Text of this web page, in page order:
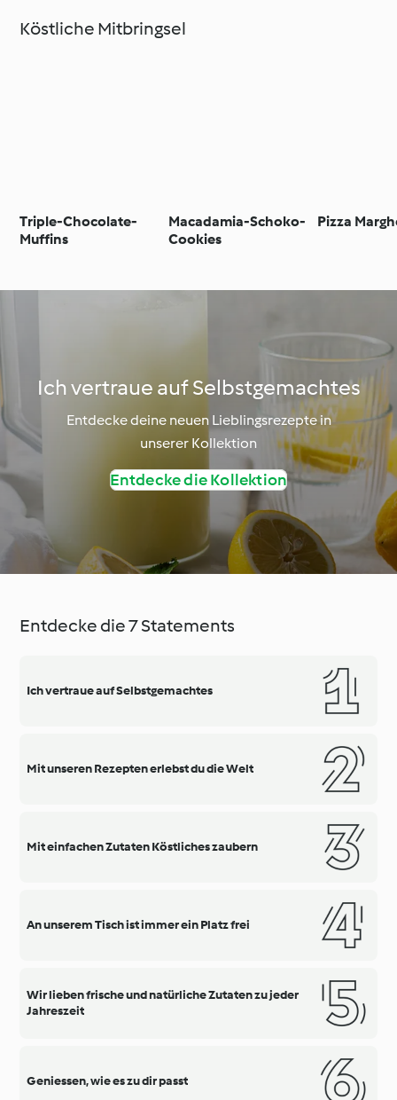
Köstliche Mitbringsel
Triple-Chocolate-
Muffins
Macadamia-Schoko-
Cookies
Pizza
Ich vertraue auf Selbstgemachtes
Entdecke deine neuen Lieblingsrezepte in
unserer Kollektion
Entdecke die Kollektion
Entdecke die 7 Statements
Ich vertraue auf Selbstgemachtes
Mit unseren Rezepten erlebst du die Welt
Mit einfachen Zutaten Köstliches zaubern
An unserem Tisch ist immer ein Platz frei
Wir lieben frische und natürliche Zutaten zu jeder
Jahreszeit
Geniessen, wie es zu dir passt